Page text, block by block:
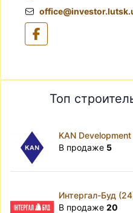
Топ
KAN Development
В продаже 5
Интергал-Буд
В продаже 20